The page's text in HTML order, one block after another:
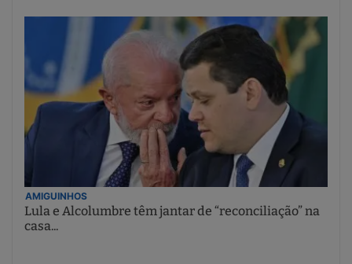
AMIGUINHOS
Lula e Alcolumbre têm jantar de “reconciliação” na
casa...